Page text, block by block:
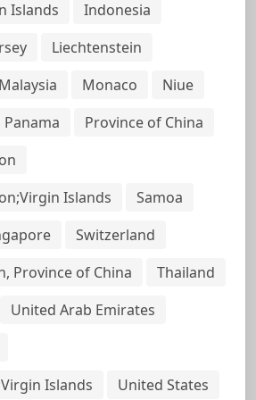
Islands
Indonesia
Liechtenstein
Malaysia Monaco
Niue
Panama
Province of China
Islands
Samoa
Switzerland
Province of China
Thailand
United Arab Emirates
Islands
United States